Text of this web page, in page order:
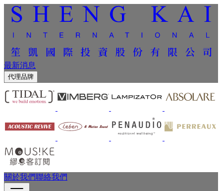
最新消息
代理品牌
關於我們聯絡我們